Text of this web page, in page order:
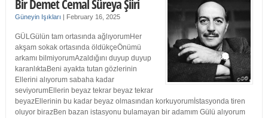
Bir Demet Cemal Süreya Şiiri
Güneyin Işıkları | February 16, 2025
GÜLGülün tam ortasında ağlıyorumHer
akşam sokak ortasında öldükçeÖnümü
arkamı bilmiyorumAzaldığını duyup duyup
karanlıktaBeni ayakta tutan gözlerinin
Ellerini alıyorum sabaha kadar
seviyorumEllerin beyaz tekrar beyaz tekrar
beyazEllerinin bu kadar beyaz olmasından korkuyorumİstasyonda tiren
oluyor birazBen bazan istasyonu bulamayan bir adamım Gülü alıyorum